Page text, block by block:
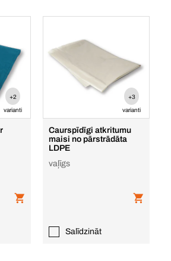
+2
varianti
+3
varianti
Caurspīdīgi atkritumu
maisi no pārstrādāta
LDPE
vaļīgs
Salīdzināt